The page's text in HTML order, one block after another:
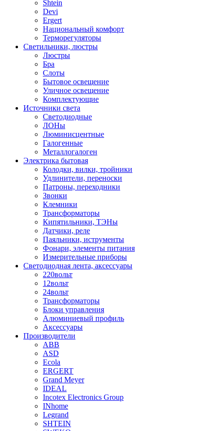
Shtein
Devi
Ergert
Национальный комфорт
Терморегуляторы
Светильники, люстры
Люстры
Бра
Слоты
Бытовое освещение
Уличное освещение
Комплектующие
Источники света
Светодиодные
ЛОНы
Люминисцентные
Галогенные
Металлогалоген
Электрика бытовая
Колодки, вилки, тройники
Удлинители, переноски
Патроны, переходники
Звонки
Клемники
Трансформаторы
Кипятильники, ТЭНы
Датчики, реле
Паяльники, иструменты
Фонари, элементы питания
Измерительные приборы
Светодиодная лента, аксессуары
220вольт
12вольт
24вольт
Трансформаторы
Блоки управления
Алюминиевый профиль
Аксессуары
Производители
ABB
ASD
Ecola
ERGERT
Grand Meyer
IDEAL
Incotex Electronics Group
INhome
Legrand
SHTEIN